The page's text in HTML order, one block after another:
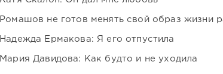
Ромашов не готов менять свой образ жизни
Надежда Ермакова: Я его отпустила
Мария Давидова: Как будто и не уходила